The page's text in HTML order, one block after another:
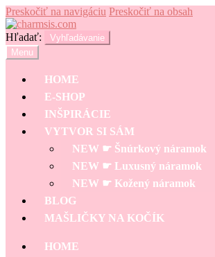
Preskočiť na navigáciu Preskočiť na obsah
Hľadať:
Vyhľadávanie
Menu
HOME
E-SHOP
INŠPIRÁCIE
VYTVOR SI SÁM
NEW ☛ Šnúrkový náramok
NEW ☛ Luxusný náramok
NEW ☛ Kožený náramok
BLOG
MAŠLIČKY NA KOČÍK
HOME